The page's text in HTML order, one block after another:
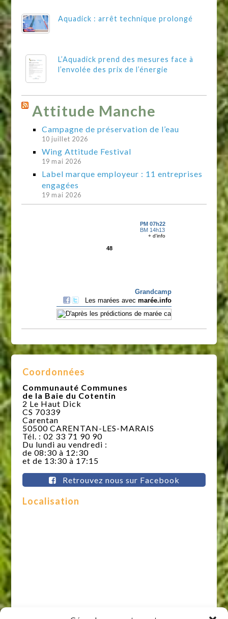
Aquadick : arrêt technique prolongé
L’Aquadick prend des mesures face à
l’envolée des prix de l’énergie
Attitude Manche
Campagne de préservation de l’eau
10 juillet 2026
Wing Attitude Festival
19 mai 2026
Label marque employeur : 11 entreprises
engagées
19 mai 2026
Coordonnées
Communauté Communes
de la Baie du Cotentin
2 Le Haut Dick
CS 70339
Carentan
50500 CARENTAN-LES-MARAIS
Tél. : 02 33 71 90 90
Du lundi au vendredi :
de 08:30 à 12:30
et de 13:30 à 17:15
Retrouvez nous sur Facebook
Localisation